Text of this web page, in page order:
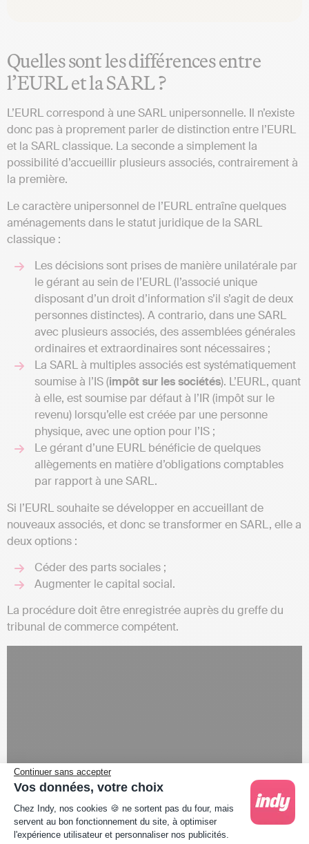
Continuer sans accepter
Vos données, votre choix
Plateforme de Gestion du Consentement :
Chez Indy, nos cookies 🍪 ne sortent pas du four, mais
servent au bon fonctionnement du site, à optimiser
l'expérience utilisateur et personnaliser nos publicités.
Quelles sont les différences entre
l’EURL et la SARL ?
L’EURL correspond à une SARL unipersonnelle. Il n’existe
donc pas à proprement parler de distinction entre l’EURL
et la SARL classique. La seconde a simplement la
possibilité d’accueillir plusieurs associés, contrairement à
la première.
Le caractère unipersonnel de l’EURL entraîne quelques
aménagements dans le statut juridique de la SARL
classique :
Les décisions sont prises de manière unilatérale par
le gérant au sein de l’EURL (l’associé unique
disposant d’un droit d’information s’il s’agit de deux
personnes distinctes). A contrario, dans une SARL
avec plusieurs associés, des assemblées générales
ordinaires et extraordinaires sont nécessaires ;
La SARL à multiples associés est systématiquement
soumise à l’IS (impôt sur les sociétés). L’EURL, quant
à elle, est soumise par défaut à l’IR (impôt sur le
revenu) lorsqu’elle est créée par une personne
physique, avec une option pour l’IS ;
Le gérant d’une EURL bénéficie de quelques
allègements en matière d’obligations comptables
par rapport à une SARL.
Si l’EURL souhaite se développer en accueillant de
nouveaux associés, et donc se transformer en SARL, elle a
deux options :
Céder des parts sociales ;
Augmenter le capital social.
La procédure doit être enregistrée auprès du greffe du
tribunal de commerce compétent.